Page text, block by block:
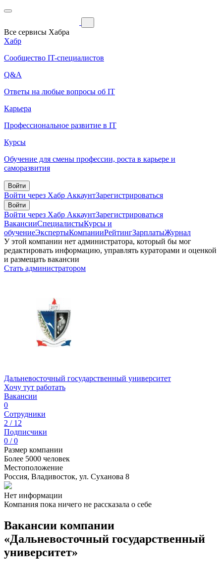
Все сервисы Хабра
Хабр
Сообщество IT-специалистов
Q&A
Ответы на любые вопросы об IT
Карьера
Профессиональное развитие в IT
Курсы
Обучение для смены профессии, роста в карьере и
саморазвития
Войти
Войти через Хабр АккаунтЗарегистрироваться
Войти
Войти через Хабр АккаунтЗарегистрироваться
ВакансииСпециалистыКурсы и
обучениеЭкспертыКомпанииРейтингЗарплатыЖурнал
У этой компании нет администратора, который бы мог
редактировать информацию, управлять кураторами и оценкой
и размещать вакансии
Стать администратором
Дальневосточный государственный университет
Хочу тут работать
Вакансии
0
Сотрудники
2 / 12
Подписчики
0 / 0
Размер компании
Более 5000 человек
Местоположение
Россия, Владивосток, ул. Суханова 8
Нет информации
Компания пока ничего не рассказала о себе
Вакансии компании
«Дальневосточный государственный
университет»